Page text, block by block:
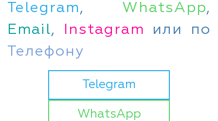
Telegram, WhatsApp,
Email, Instagram или по
Телефону
Telegram
WhatsApp